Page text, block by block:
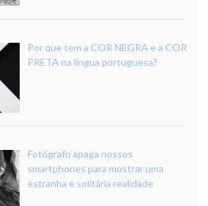
Por que tem a COR NEGRA e a COR
PRETA na língua portuguesa?
Fotógrafo apaga nossos
smartphones para mostrar uma
estranha e solitária realidade